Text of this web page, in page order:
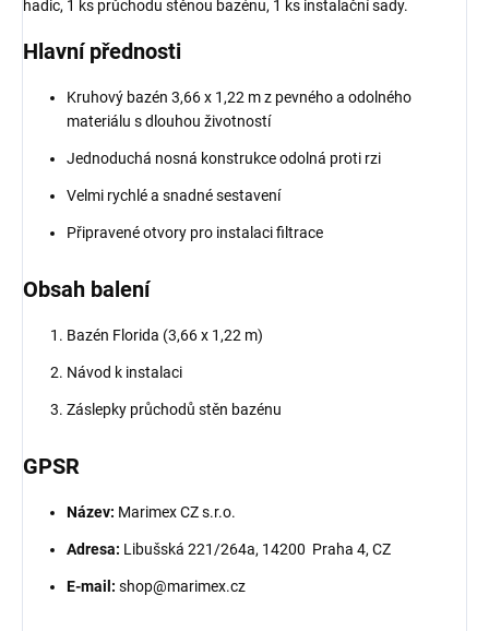
hadic, 1 ks průchodu stěnou bazénu, 1 ks instalační sady.
Hlavní přednosti
Kruhový bazén 3,66 x 1,22 m z pevného a odolného
materiálu s dlouhou životností
Jednoduchá nosná konstrukce odolná proti rzi
Velmi rychlé a snadné sestavení
Připravené otvory pro instalaci filtrace
Obsah balení
Bazén Florida (3,66 x 1,22 m)
Návod k instalaci
Záslepky průchodů stěn bazénu
GPSR
Název: Marimex CZ s.r.o.
Adresa: Libušská 221/264a, 14200 Praha 4, CZ
E-mail: shop@marimex.cz